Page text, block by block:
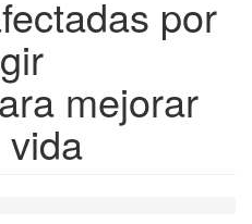
por
mejorar